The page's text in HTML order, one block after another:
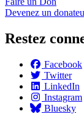
Devenez un
Restez
Facebook
Twitter
LinkedIn
Instagram
Bluesky